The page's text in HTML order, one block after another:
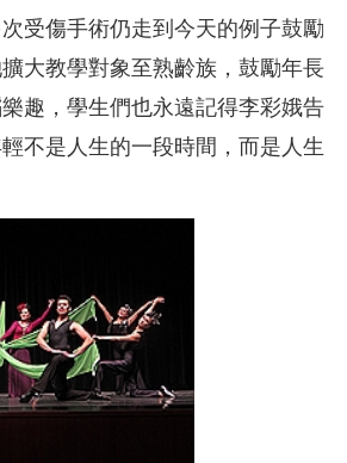
受傷手術仍走到今天的例子鼓勵
大教學對象至熟齡族，鼓勵年長
趣，學生們也永遠記得李彩娥告
不是人生的一段時間，而是人生